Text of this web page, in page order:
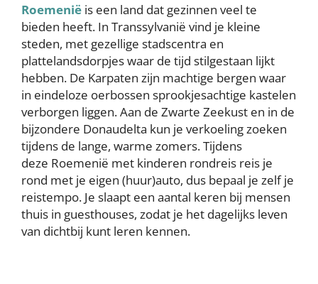
Roemenië is een land dat gezinnen veel te
bieden heeft. In Transsylvanië vind je kleine
steden, met gezellige stadscentra en
plattelandsdorpjes waar de tijd stilgestaan lijkt
hebben. De Karpaten zijn machtige bergen waar
in eindeloze oerbossen sprookjesachtige kastelen
verborgen liggen. Aan de Zwarte Zeekust en in de
bijzondere Donaudelta kun je verkoeling zoeken
tijdens de lange, warme zomers. Tijdens
deze Roemenië met kinderen rondreis reis je
rond met je eigen (huur)auto, dus bepaal je zelf je
reistempo. Je slaapt een aantal keren bij mensen
thuis in guesthouses, zodat je het dagelijks leven
van dichtbij kunt leren kennen.